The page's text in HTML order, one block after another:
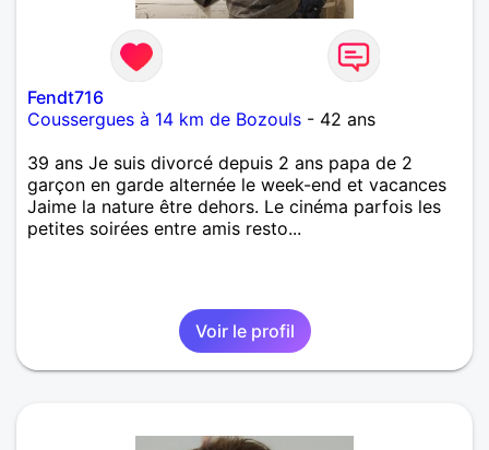
Fendt716
Coussergues à 14 km de Bozouls - 42 ans
39 ans Je suis divorcé depuis 2 ans papa de 2
garçon en garde alternée le week-end et vacances
Jaime la nature être dehors. Le cinéma parfois les
petites soirées entre amis resto...
Voir le profil